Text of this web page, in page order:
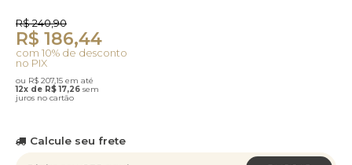
R$ 240,90
R$ 186,44
com 10% de desconto
no PIX
ou R$ 207,15 em até
12x de R$ 17,26 sem
juros no cartão
Calcule seu frete